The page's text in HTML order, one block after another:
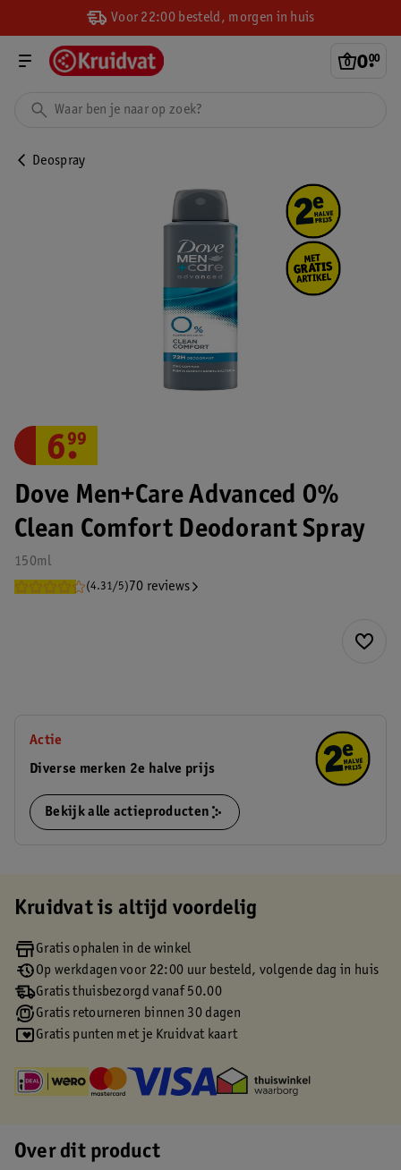
Voor 22:00 besteld, morgen in huis
0.
00
Deospray
Dove Men+Care Advanced 0%
Clean Comfort Deodorant Spray
150ml
(4.31/5) 70 reviews
6.
99
Actie
Diverse merken 2e halve prijs
Bekijk alle actieproducten
Kruidvat is altijd voordelig
Gratis ophalen in de winkel
Op werkdagen voor 22:00 uur besteld, volgende dag in huis
Gratis thuisbezorgd vanaf 50.00
Gratis retourneren binnen 30 dagen
Gratis punten met je Kruidvat kaart
Over dit product